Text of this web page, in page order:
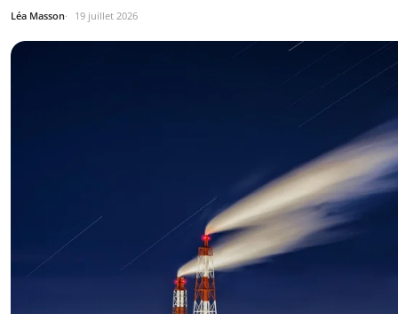
Léa Masson 19 juillet 2026